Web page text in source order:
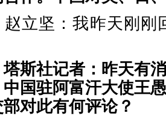
坚：我昨天刚刚
塔斯社记者：昨天有
中国驻阿富汗大使王
对此有何评论？